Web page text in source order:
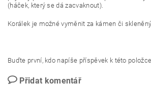
(háček, který se dá zacvaknout).
Korálek je možné vyměnit za kámen či
Buďte první, kdo napíše příspěvek k této
Přidat komentář